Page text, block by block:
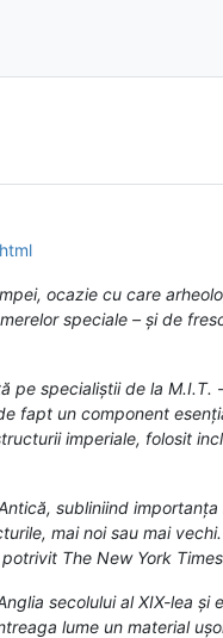
ocazie cu care
speciale – și de
pe specialiștii de la M.I.T.
fapt un component
imperiale, folosit
subliniind
mai noi sau mai
The New York
secolului al XIX-lea și
lume un material